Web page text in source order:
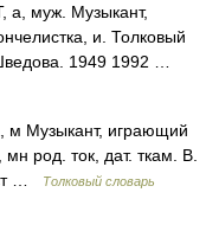
муж. Музыкант,
и. Толковый
1949 1992 …
Музыкант, играющий
род. ток, дат. ткам. В.
…
Толковый словарь